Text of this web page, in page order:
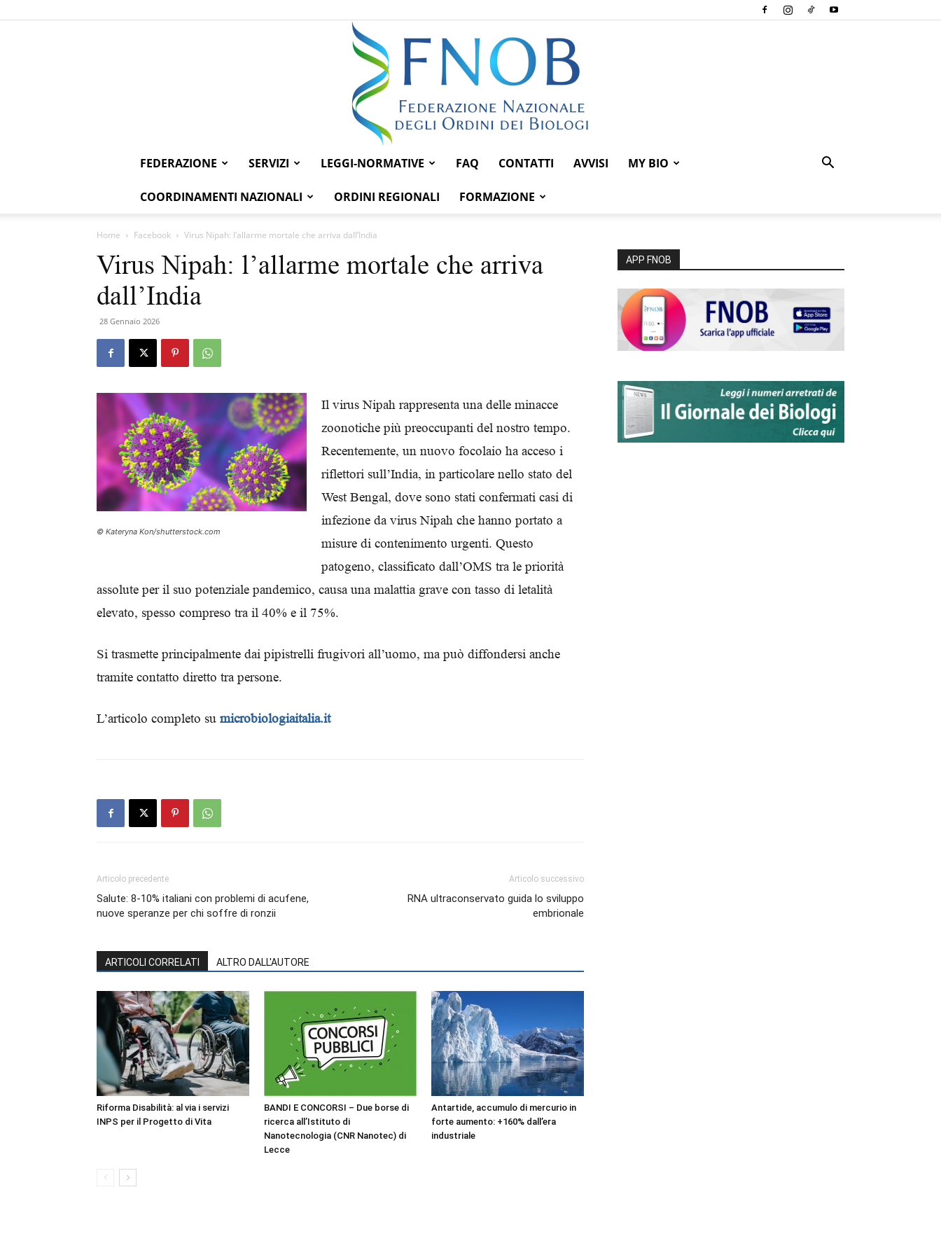
Federazione
FEDERAZIONE SERVIZI LEGGI-NORMATIVE FAQ CONTATTI AVVISI MY BIO
COORDINAMENTI NAZIONALI ORDINI REGIONALI FORMAZIONE
Home Facebook Virus Nipah: l’allarme mortale che arriva dall’India
Virus Nipah: l’allarme mortale che arriva
dall’India
28 Gennaio 2026
© Kateryna Kon/shutterstock.com
Il virus Nipah rappresenta una delle minacce
zoonotiche più preoccupanti del nostro tempo.
Recentemente, un nuovo focolaio ha acceso i
riflettori sull’India, in particolare nello stato del
West Bengal, dove sono stati confermati casi di
infezione da virus Nipah che hanno portato a
misure di contenimento urgenti. Questo
patogeno, classificato dall’OMS tra le priorità
assolute per il suo potenziale pandemico, causa una malattia grave con tasso di letalità
elevato, spesso compreso tra il 40% e il 75%.
Si trasmette principalmente dai pipistrelli frugivori all’uomo, ma può diffondersi anche
tramite contatto diretto tra persone.
L’articolo completo su microbiologiaitalia.it
Articolo precedente
Salute: 8-10% italiani con problemi di acufene,
nuove speranze per chi soffre di ronzii
Articolo successivo
RNA ultraconservato guida lo sviluppo
embrionale
ARTICOLI CORRELATI ALTRO DALL'AUTORE
Riforma Disabilità: al via i servizi
INPS per il Progetto di Vita
BANDI E CONCORSI – Due borse di
ricerca all’Istituto di
Nanotecnologia (CNR Nanotec) di
Lecce
Antartide, accumulo di mercurio in
forte aumento: +160% dall’era
industriale
APP FNOB